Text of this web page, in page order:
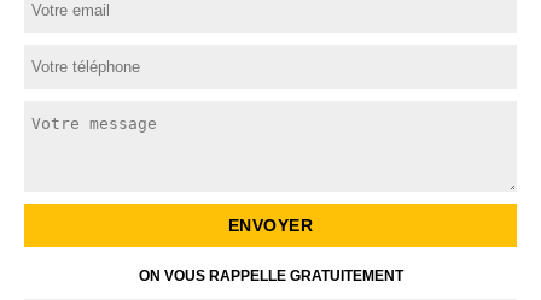
ON VOUS RAPPELLE GRATUITEMENT